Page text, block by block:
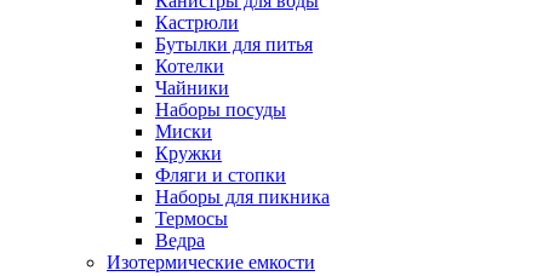
Кастрюли
Бутылки для питья
Котелки
Чайники
Наборы посуды
Миски
Кружки
Фляги и стопки
Наборы для пикника
Термосы
Ведра
Изотермические емкости